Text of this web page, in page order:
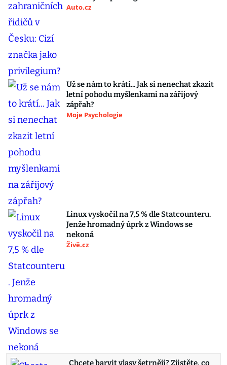
Auto.cz
Už se nám to krátí... Jak si nenechat zkazit
letní pohodu myšlenkami na zářijový
zápřah?
Moje Psychologie
Linux vyskočil na 7,5 % dle Statcounteru.
Jenže hromadný úprk z Windows se
nekoná
Živě.cz
Chcete barvit vlasy šetrněji? Zjistěte, co